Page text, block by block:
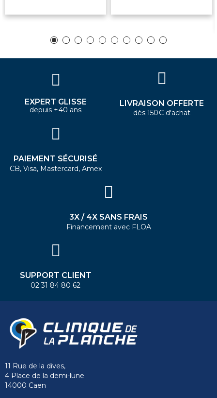
EXPERT GLISSE
depuis +40 ans
LIVRAISON OFFERTE
dès 150€ d'achat
PAIEMENT SÉCURISÉ
CB, Visa, Mastercard, Amex
3X / 4X SANS FRAIS
Financement avec FLOA
SUPPORT CLIENT
02 31 84 80 62
11 Rue de la dives,
4 Place de la demi-lune
14000 Caen